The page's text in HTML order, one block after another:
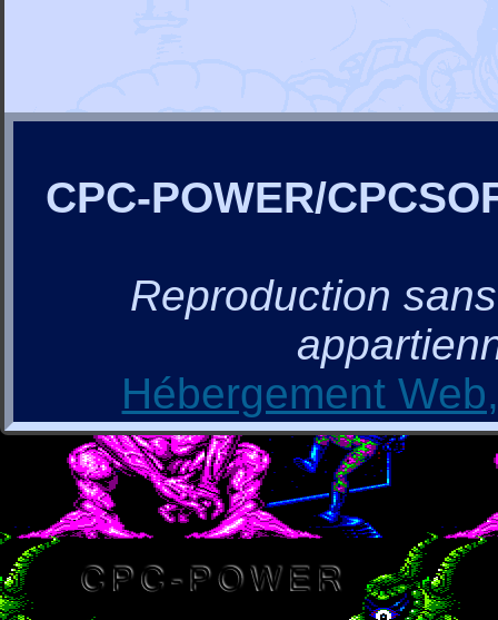
CPC-POWER/
Reproduction
Hébergement